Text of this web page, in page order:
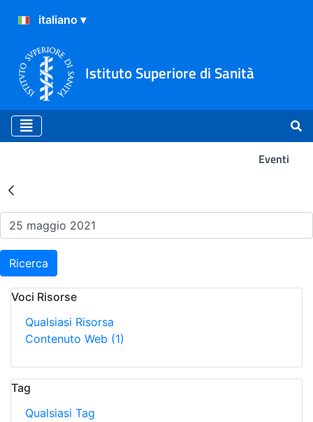
Istituto Superiore di Sanità
Eventi
Risultati della Ricerca -
Ricerca
Voci Risorse
Qualsiasi Risorsa
Contenuto Web (1)
Tag
Qualsiasi Tag